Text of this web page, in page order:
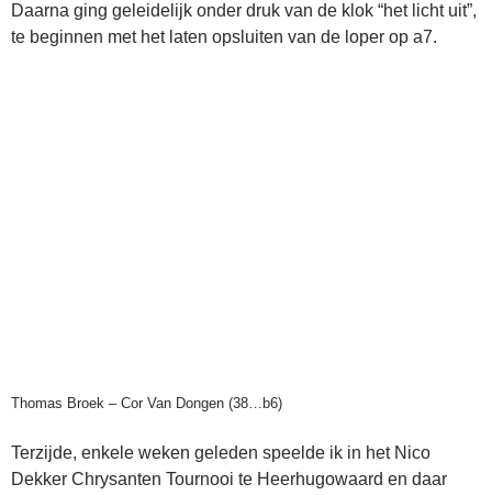
Daarna ging geleidelijk onder druk van de klok “het licht uit”,
te beginnen met het laten opsluiten van de loper op a7.
Thomas Broek – Cor Van Dongen (38…b6)
Terzijde, enkele weken geleden speelde ik in het Nico
Dekker Chrysanten Tournooi te Heerhugowaard en daar